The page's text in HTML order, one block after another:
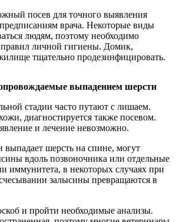
посев для точного выявления
врача. Некоторые виды
людям, поэтому необходимо
правил личной гигиены. Домик,
тщательно продезинфицировать.
выпадением шерсти
стадии часто путают с лишаем.
диагностируется также посевом.
и лечение невозможно.
выпадает шерсть на спине, могут
вдоль позвоночника или отдельные
иммунитета, в некоторых случаях при
залысины превращаются в
и пройти необходимые анализы.